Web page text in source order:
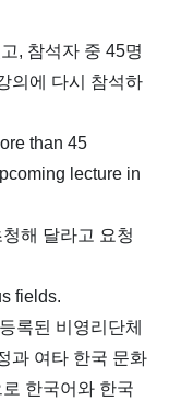
, 참석자 중 45명
의에 다시 참석하
than 45
lecture in
해 달라고 요청
fields.
록된 비영리단체
과 여타 한국 문화
한국어와 한국